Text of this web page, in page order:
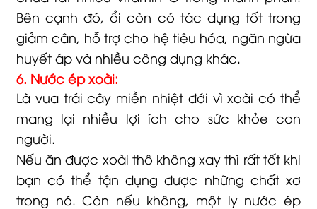
Bên cạnh đó, ổi còn có tác dụng tốt trong
giảm cân, hỗ trợ cho hệ tiêu hóa, ngăn ngừa
huyết áp và nhiều công dụng khác.
6. Nước ép xoài:
Là vua trái cây miền nhiệt đới vì xoài có thể
mang lại nhiều lợi ích cho sức khỏe con
người.
Nếu ăn được xoài thô không xay thì rất tốt khi
bạn có thể tận dụng được những chất xơ
trong nó. Còn nếu không, một ly nước ép